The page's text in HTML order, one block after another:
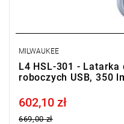
MILWAUKEE
L4 HSL-301 -
roboczych USB, 350
Price tax included
602,10 zł
669,00 zł